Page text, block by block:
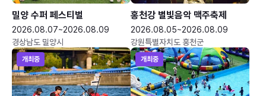
밀양 수퍼 페스티벌
2026.08.07~2026.08.09
경상남도 밀양시
홍천강 별빛음악 맥주축제
2026.08.05~2026.08.09
강원특별자치도 홍천군
개최중 개최중